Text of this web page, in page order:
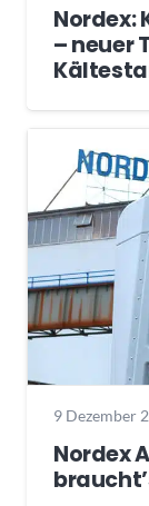
Nordex:
– neuer
9 Dezember
Nordex